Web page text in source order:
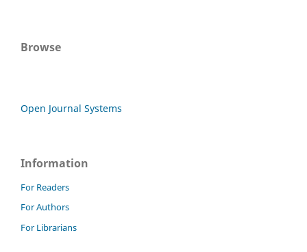
Browse
Open Journal Systems
Information
For Readers
For Authors
For Librarians